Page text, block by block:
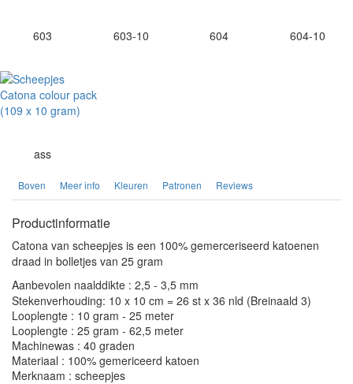
603 603-10 604 604-10
ass
Boven Meer info Kleuren Patronen Reviews
Productinformatie
Catona van scheepjes is een 100% gemerceriseerd katoenen
draad in bolletjes van 25 gram
Aanbevolen naalddikte : 2,5 - 3,5 mm
Stekenverhouding: 10 x 10 cm = 26 st x 36 nld (Breinaald 3)
Looplengte : 10 gram - 25 meter
Looplengte : 25 gram - 62,5 meter
Machinewas : 40 graden
Materiaal : 100% gemericeerd katoen
Merknaam : scheepjes